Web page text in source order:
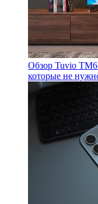
Обзор Tuvio
которые не